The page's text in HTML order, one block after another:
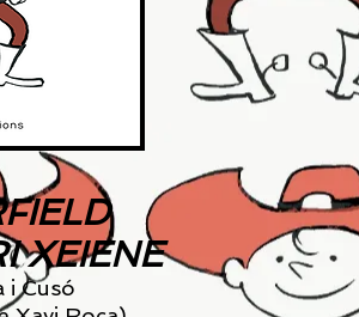
XEIENE
i Cusó